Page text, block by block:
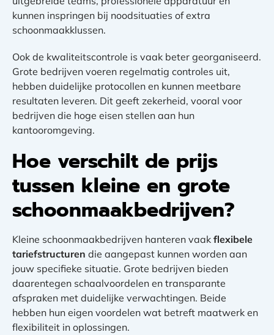
kunnen inspringen bij noodsituaties of extra
schoonmaakklussen.
Ook de kwaliteitscontrole is vaak beter georganiseerd.
Grote bedrijven voeren regelmatig controles uit,
hebben duidelijke protocollen en kunnen meetbare
resultaten leveren. Dit geeft zekerheid, vooral voor
bedrijven die hoge eisen stellen aan hun
kantooromgeving.
Hoe verschilt de prijs
tussen kleine en grote
schoonmaakbedrijven?
Kleine schoonmaakbedrijven hanteren vaak flexibele
tariefstructuren die aangepast kunnen worden aan
jouw specifieke situatie. Grote bedrijven bieden
daarentegen schaalvoordelen en transparante
afspraken met duidelijke verwachtingen. Beide
hebben hun eigen voordelen wat betreft maatwerk en
flexibiliteit in oplossingen.